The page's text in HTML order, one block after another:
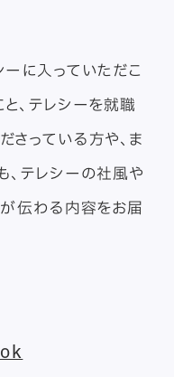
に入っていただこ
、テレシーを就職
さっている方や、ま
、テレシーの社風や
が伝わる内容をお届